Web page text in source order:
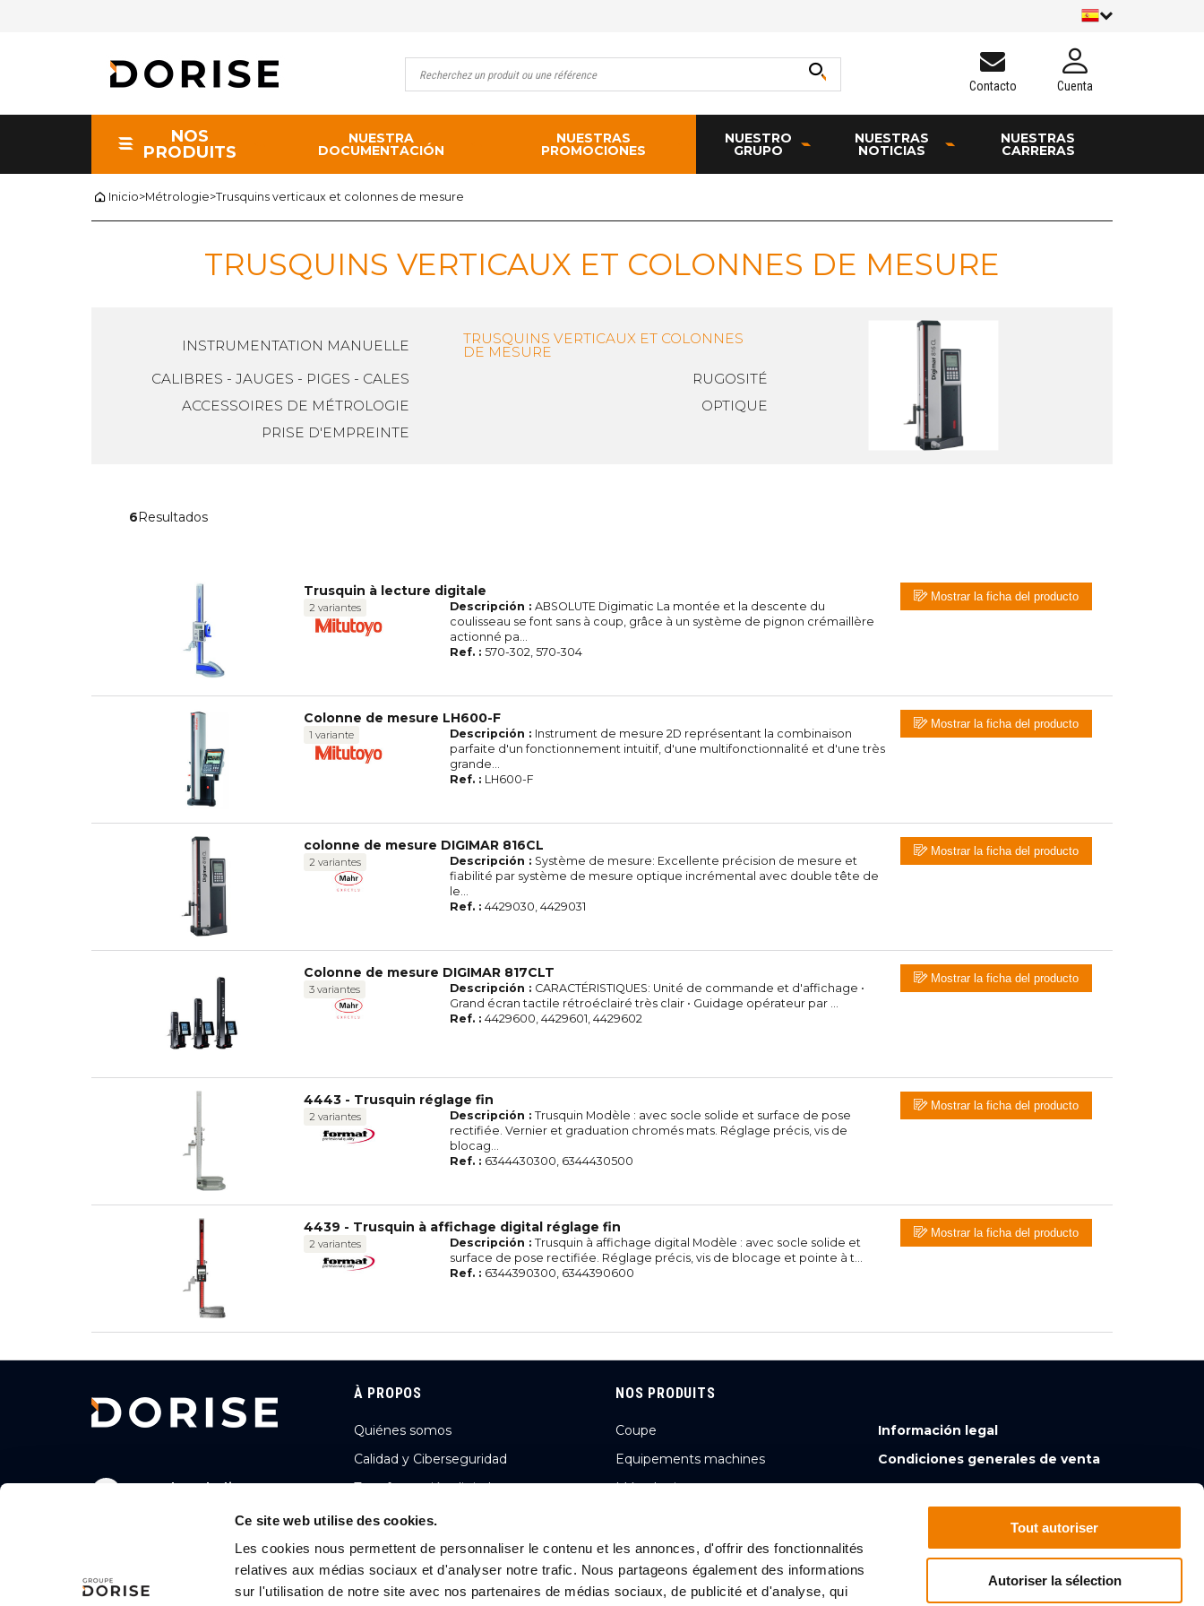
Ce site web utilise des cookies.
Les cookies nous permettent de personnaliser le contenu et les annonces, d'offrir des fonctionnalités
relatives aux médias sociaux et d'analyser notre trafic. Nous partageons également des informations
sur l'utilisation de notre site avec nos partenaires de médias sociaux, de publicité et d'analyse, qui
Tout autoriser
Autoriser la sélection
Contacto Cuenta
NOS
PRODUITS
NUESTRA
DOCUMENTACIÓN
NUESTRAS
PROMOCIONES
NUESTRO
GRUPO
NUESTRAS
NOTICIAS
NUESTRAS
CARRERAS
Inicio>Métrologie>Trusquins verticaux et colonnes de mesure
TRUSQUINS VERTICAUX ET COLONNES DE MESURE
INSTRUMENTATION MANUELLE TRUSQUINS VERTICAUX ET COLONNES
DE MESURE
CALIBRES - JAUGES - PIGES - CALES
RUGOSITÉ
ACCESSOIRES DE MÉTROLOGIE
OPTIQUE
PRISE D'EMPREINTE
6Resultados
Trusquin à lecture digitale
2 variantes Descripción : ABSOLUTE Digimatic La montée et la descente du
coulisseau se font sans à coup, grâce à un système de pignon crémaillère
actionné pa...
Ref. : 570-302, 570-304
Mostrar la ficha del producto
Colonne de mesure LH600-F
1 variante Descripción : Instrument de mesure 2D représentant la combinaison
parfaite d'un fonctionnement intuitif, d'une multifonctionnalité et d'une très
grande...
Ref. : LH600-F
Mostrar la ficha del producto
colonne de mesure DIGIMAR 816CL
2 variantes Descripción : Système de mesure: Excellente précision de mesure et
fiabilité par système de mesure optique incrémental avec double tête de
le...
Ref. : 4429030, 4429031
Mostrar la ficha del producto
Colonne de mesure DIGIMAR 817CLT
3 variantes Descripción : CARACTÉRISTIQUES: Unité de commande et d'affichage •
Grand écran tactile rétroéclairé très clair • Guidage opérateur par ...
Ref. : 4429600, 4429601, 4429602
Mostrar la ficha del producto
4443 - Trusquin réglage fin
2 variantes Descripción : Trusquin Modèle : avec socle solide et surface de pose
rectifiée. Vernier et graduation chromés mats. Réglage précis, vis de
blocag...
Ref. : 6344430300, 6344430500
Mostrar la ficha del producto
4439 - Trusquin à affichage digital réglage fin
2 variantes Descripción : Trusquin à affichage digital Modèle : avec socle solide et
surface de pose rectifiée. Réglage précis, vis de blocage et pointe à t...
Ref. : 6344390300, 6344390600
Mostrar la ficha del producto
2, rue des Gladiateurs
À PROPOS
Quiénes somos
Calidad y Ciberseguridad
Transformación digital
Ambición y cifras
Nuestras noticias
Nuestras carreras
NOS PRODUITS
Coupe
Equipements machines
Métrologie
Aménagement d'atelier
Información legal
Condiciones generales de venta